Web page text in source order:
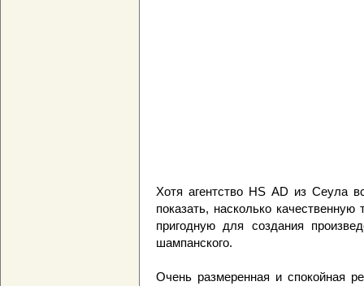
Хотя агентство HS AD из Сеула
показать, насколько
пригодную для создания
шампанского.
Очень размеренная и спокойная